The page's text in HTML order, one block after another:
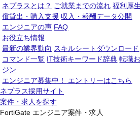
ネプラスとは？ ご就業までの流れ 福利厚
償貸出・購入支援 収入・報酬データ公開
エンジニアの声 FAQ
お役立ち情報
最新の業界動向 スキルシートダウンロード
コマンド一覧 IT技術キーワード辞典 転職
ジン
エンジニア募集中！
エントリーはこちら
ネプラス採用サイト
案件・求人を探す
FortiGate エンジニア案件・求人